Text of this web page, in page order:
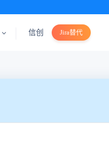
信创 Jira替代